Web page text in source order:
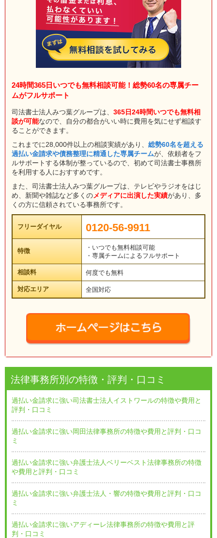
24時間365日いつでも無料相談可能！総勢60名の専属チー
ムがフルサポート
司法書士法人みつ葉グループは、 365日24時間いつでも無料相
談が可能なので、自分の都合がいい時に費用を気にせず相談す
ることができます。
これまでに28,000件以上の相談実績があり、 総勢60名を超える
過払い金請求や債務整理に精通した専属チームが、依頼者をフ
ルサポートする体制が整っているので、初めて司法書士事務所
を利用する人におすすめです。
また、司法書士法人みつ葉グループは、テレビやラジオをはじ
め、新聞や雑誌など多くのメディアに出演した実績があり、多
くの方に信頼されている事務所です。
フリーダイヤル 0120-56-9911
特徴
・いつでも無料相談可能
・専属チームによるフルサポート
相談料 何度でも無料
対応エリア 全国対応
法律事務所別の特徴・評判・口コミ
過払い金請求に強い司法書士法人イストワールの特徴や費用と
評判・口コミ
過払い金請求に強い岡田法律事務所の特徴や費用と評判・口コ
ミ
過払い金請求に強い弁護士法人ベリーベスト法律事務所の特徴
や費用と評判・口コミ
過払い金請求に強い弁護士法人・響の特徴や費用と評判・口コ
ミ
過払い金請求に強いアディーレ法律事務所の特徴や費用と評
判・口コミ